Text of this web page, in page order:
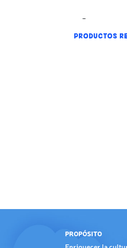
PRODUCTOS
PROPÓSITO